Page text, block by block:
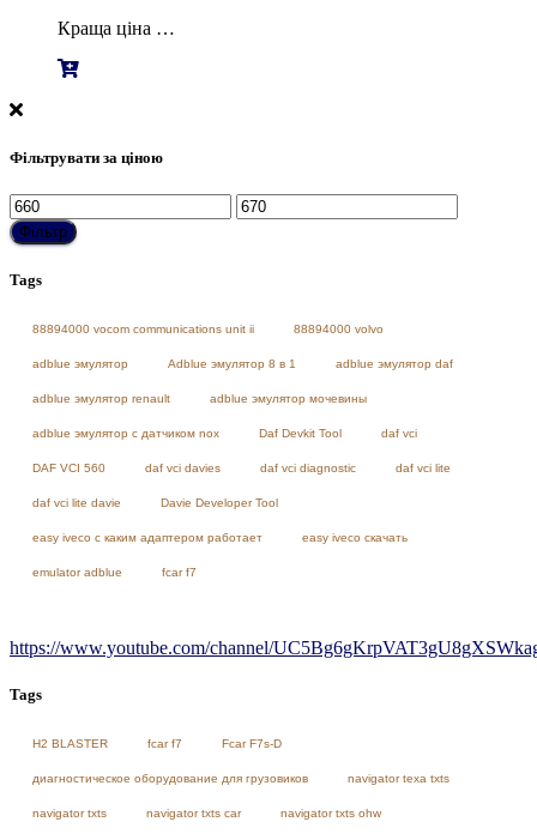
Краща ціна …
Фільтрувати за ціною
Мінімальна
ціна
Найбільша
ціна
Фільтр
Tags
88894000 vocom communications unit ii 88894000 volvo
adblue эмулятор Adblue эмулятор 8 в 1 adblue эмулятор daf
adblue эмулятор renault adblue эмулятор мочевины
adblue эмулятор с датчиком nox Daf Devkit Tool daf vci
DAF VCI 560 daf vci davies daf vci diagnostic daf vci lite
daf vci lite davie Davie Developer Tool
easy iveco с каким адаптером работает easy iveco скачать
emulator adblue fcar f7
https://www.youtube.com/channel/
Tags
H2 BLASTER fcar f7 Fcar F7s-D
диагностическое оборудование для грузовиков navigator texa txts
navigator txts navigator txts car navigator txts ohw